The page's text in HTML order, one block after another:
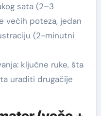
sata (2–3
većih poteza, jedan
(2-minutni
ključne ruke, šta
uraditi drugačije